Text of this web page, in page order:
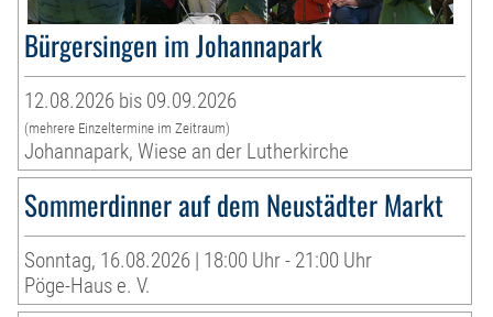
Bürgersingen im Johannapark
12.08.2026 bis 09.09.2026
(mehrere Einzeltermine im Zeitraum)
Johannapark, Wiese an der Lutherkirche
Sommerdinner auf dem Neustädter Markt
Sonntag, 16.08.2026 | 18:00 Uhr - 21:00 Uhr
Pöge-Haus e. V.